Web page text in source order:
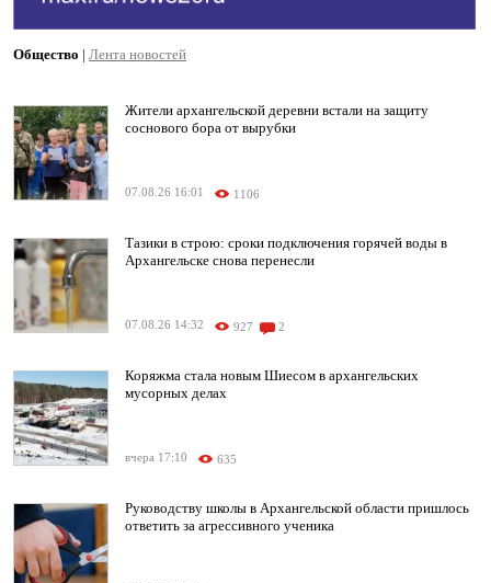
Общество | Лента новостей
Жители архангельской деревни встали на защиту
соснового бора от вырубки
07.08.26 16:01 1106
Тазики в строю: сроки подключения горячей воды в
Архангельске снова перенесли
07.08.26 14:32 927 2
Коряжма стала новым Шиесом в архангельских
мусорных делах
вчера 17:10 635
Руководству школы в Архангельской области пришлось
ответить за агрессивного ученика